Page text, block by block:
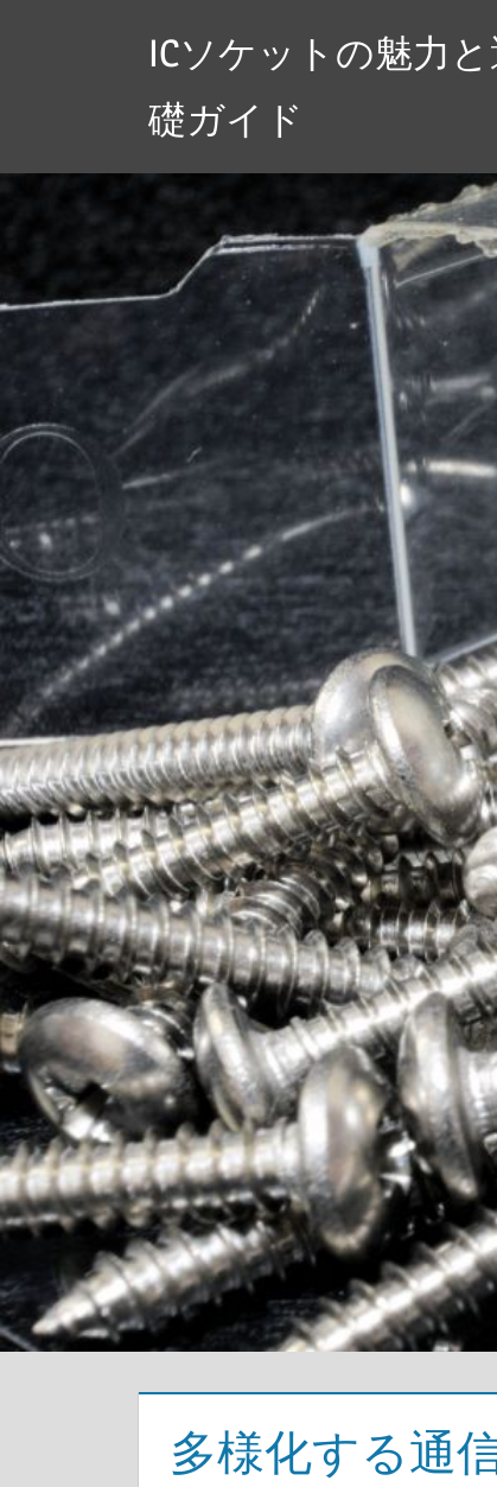
ス
ICソケットの魅力
礎ガイド
多様化する通